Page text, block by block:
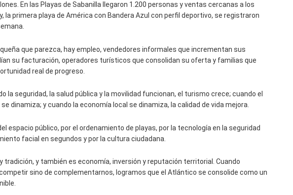
En las Playas de Sabanilla llegaron 1.200 personas y ventas cercanas a los
la primera playa de América con Bandera Azul con perfil deportivo, se registraron
que parezca, hay empleo, vendedores informales que incrementan sus
su facturación, operadores turísticos que consolidan su oferta y familias que
real de progreso.
la seguridad, la salud pública y la movilidad funcionan, el turismo crece; cuando el
dinamiza; y cuando la economía local se dinamiza, la calidad de vida mejora.
espacio público, por el ordenamiento de playas, por la tecnología en la seguridad
facial en segundos y por la cultura ciudadana.
tradición, y también es economía, inversión y reputación territorial. Cuando
sino de complementarnos, logramos que el Atlántico se consolide como un